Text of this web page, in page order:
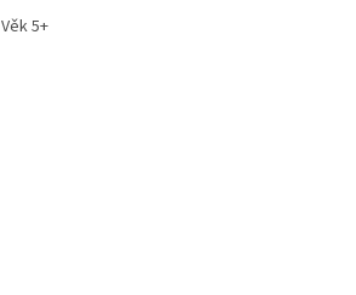
Věk 5+